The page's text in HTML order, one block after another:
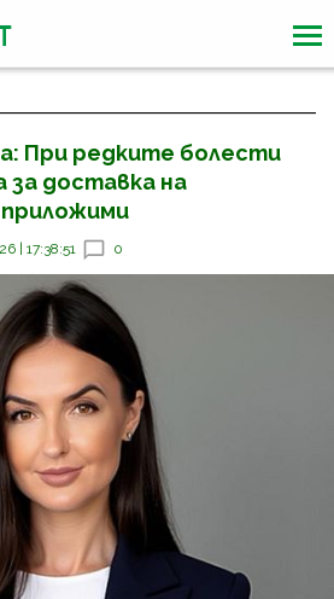
При редките болести
доставка на
| 17:38:51 0